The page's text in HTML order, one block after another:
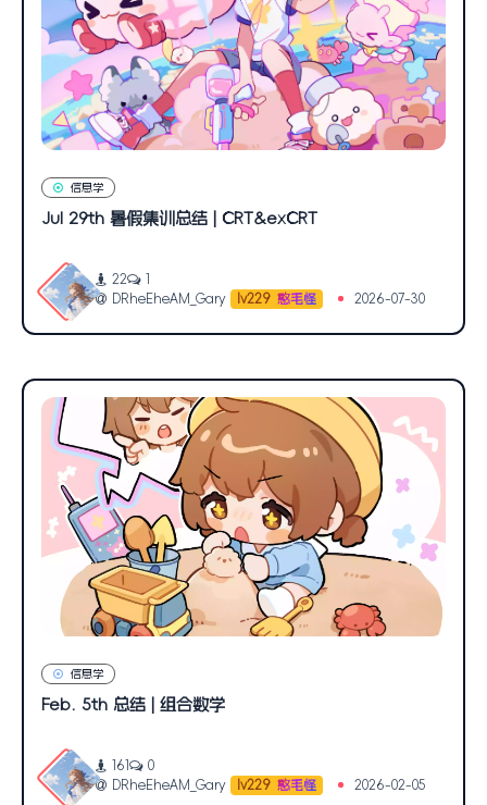
信息学
Jul 29th 暑假集训总结 | CRT&exCRT
22
DRheEheAM_Gary
lv229 憨毛怪 2026-07-30
信息学
Feb. 5th 总结 | 组合数学
161
0
DRheEheAM_Gary
lv229 憨毛怪 2026-02-05